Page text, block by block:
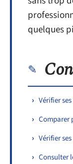
quelques
Vérifier
Comparer
Vérifier
Consulter